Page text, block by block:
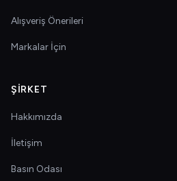
Alışveriş Önerileri
Markalar İçin
ŞIRKET
Hakkımızda
İletişim
Basın Odası